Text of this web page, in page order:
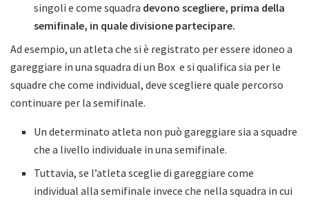
singoli e come squadra devono scegliere, prima della
semifinale, in quale divisione partecipare.
Ad esempio, un atleta che si è registrato per essere idoneo a
gareggiare in una squadra di un Box e si qualifica sia per le
squadre che come individual, deve scegliere quale percorso
continuare per la semifinale.
Un determinato atleta non può gareggiare sia a squadre
che a livello individuale in una semifinale.
Tuttavia, se l’atleta sceglie di gareggiare come
individual alla semifinale invece che nella squadra in cui